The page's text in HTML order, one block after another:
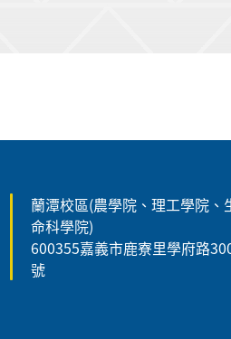
蘭潭校區(農學院、理工學院、
命科學院)
600355嘉義市鹿寮里學府路
號